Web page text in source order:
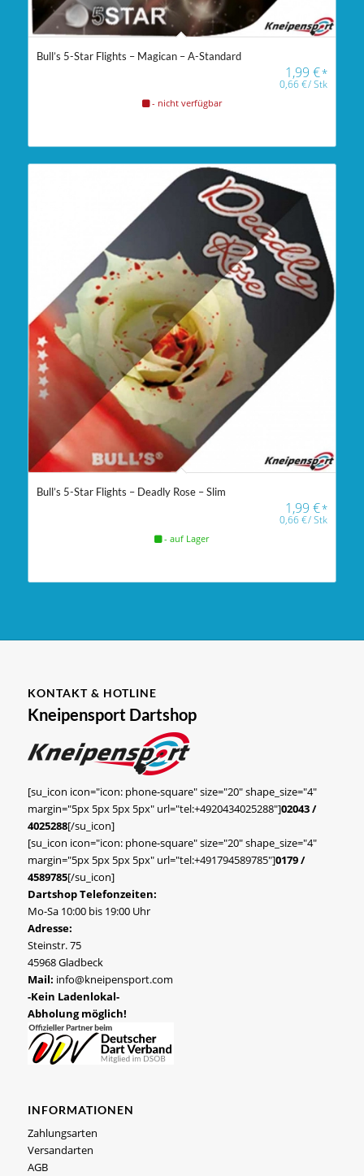
Bull’s 5-Star Flights – Magican – A-Standard
1,99€*
0,66€/Stk
- nicht verfügbar
Bull’s 5-Star Flights – Deadly Rose – Slim
1,99€*
0,66€/Stk
- auf Lager
KONTAKT & HOTLINE
Kneipensport Dartshop
[su_icon icon="icon: phone-square" size="20" shape_size="4"
margin="5px 5px 5px 5px" url="tel:+4920434025288"]02043 /
4025288[/su_icon]
[su_icon icon="icon: phone-square" size="20" shape_size="4"
margin="5px 5px 5px 5px" url="tel:+491794589785"]0179 /
4589785[/su_icon]
Dartshop Telefonzeiten:
Mo-Sa 10:00 bis 19:00 Uhr
Adresse:
Steinstr. 75
45968 Gladbeck
Mail: info@kneipensport.com
-Kein Ladenlokal-
Abholung möglich!
INFORMATIONEN
Zahlungsarten
Versandarten
AGB